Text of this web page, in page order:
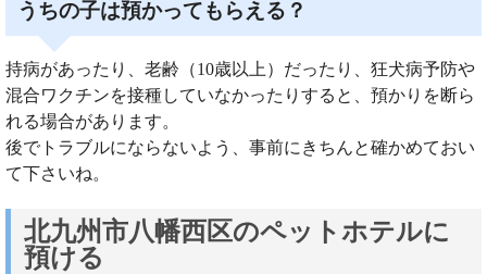
うちの子は預かってもらえる？
持病があったり、老齢（10歳以上）だったり、狂犬病予防や
混合ワクチンを接種していなかったりすると、預かりを断ら
れる場合があります。
後でトラブルにならないよう、事前にきちんと確かめておい
て下さいね。
北九州市八幡西区のペットホテルに
預ける